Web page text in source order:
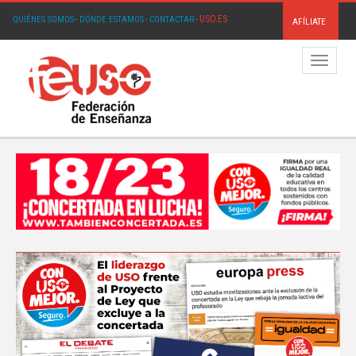
QUIÉNES SOMOS· DÓNDE ESTAMOS· CONTACTAR· USO.ES AFÍLIATE
Menú